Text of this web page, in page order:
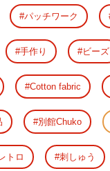
パッチワーク
手作り ビーズ
Cotton fabric
別館Chuko
トロ 刺しゅう